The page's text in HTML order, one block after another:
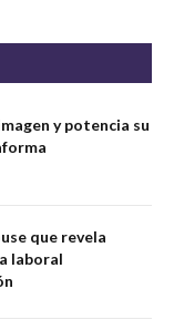
y potencia su
que revela
laboral